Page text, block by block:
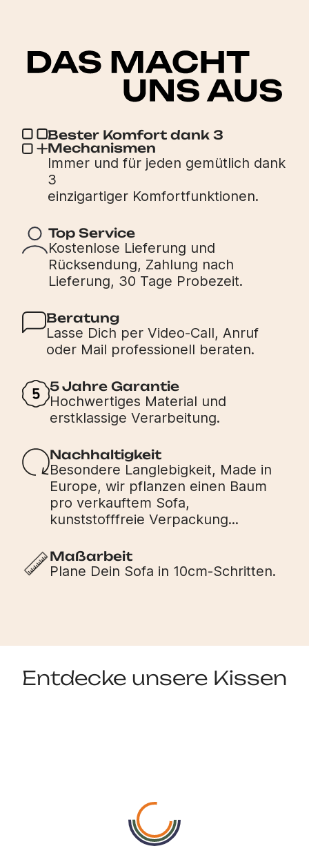
Bester Komfort dank 3
Mechanismen
Immer und für jeden gemütlich dank
3
einzigartiger Komfortfunktionen.
Top Service
Kostenlose Lieferung und
Rücksendung, Zahlung nach
Lieferung, 30 Tage Probezeit.
Beratung
Lasse Dich per Video-Call, Anruf
oder Mail professionell beraten.
5 Jahre Garantie
Hochwertiges Material und
erstklassige Verarbeitung.
Nachhaltigkeit
Besondere Langlebigkeit, Made in
Europe, wir pflanzen einen Baum
pro verkauftem Sofa,
kunststofffreie Verpackung...
Maßarbeit
Plane Dein Sofa in 10cm-Schritten.
Entdecke unsere Kissen